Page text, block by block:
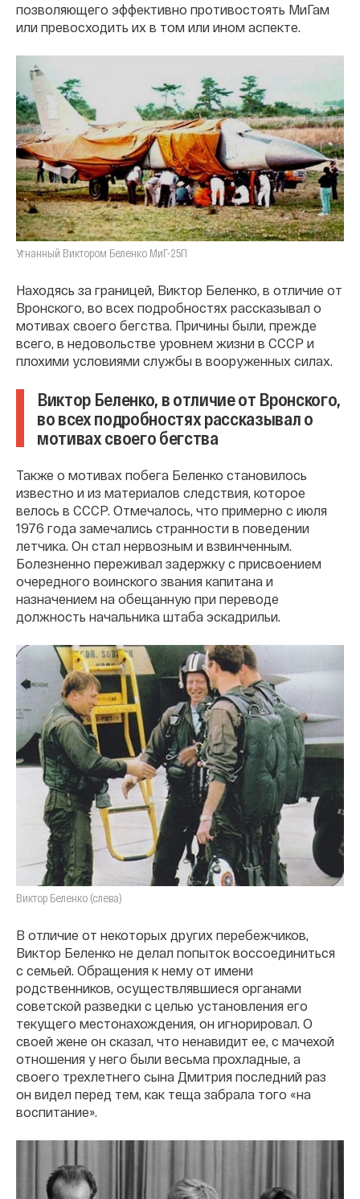
позволяющего эффективно противостоять МиГам
или превосходить их в том или ином аспекте.
Угнанный Виктором Беленко МиГ-25П
Находясь за границей, Виктор Беленко, в отличие от
Вронского, во всех подробностях рассказывал о
мотивах своего бегства. Причины были, прежде
всего, в недовольстве уровнем жизни в СССР и
плохими условиями службы в вооруженных силах.
Виктор Беленко, в отличие от Вронского,
во всех подробностях рассказывал о
мотивах своего бегства
Также о мотивах побега Беленко становилось
известно и из материалов следствия, которое
велось в СССР. Отмечалось, что примерно с июля
1976 года замечались странности в поведении
летчика. Он стал нервозным и взвинченным.
Болезненно переживал задержку с присвоением
очередного воинского звания капитана и
назначением на обещанную при переводе
должность начальника штаба эскадрильи.
Виктор Беленко (слева)
В отличие от некоторых других перебежчиков,
Виктор Беленко не делал попыток воссоединиться
с семьей. Обращения к нему от имени
родственников, осуществлявшиеся органами
советской разведки с целью установления его
текущего местонахождения, он игнорировал. О
своей жене он сказал, что ненавидит ее, с мачехой
отношения у него были весьма прохладные, а
своего трехлетнего сына Дмитрия последний раз
он видел перед тем, как теща забрала того «на
воспитание».